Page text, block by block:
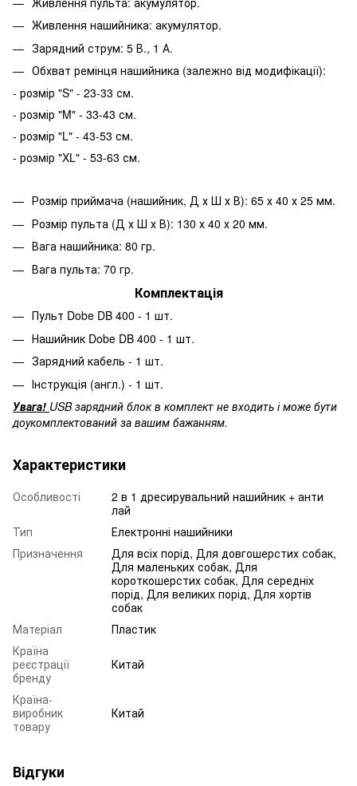
Живлення нашийника: акумулятор.
Зарядний струм: 5 В., 1 А.
Обхват ремінця нашийника (залежно від модифікації):
- розмір "S" - 23-33 см.
- розмір "M" - 33-43 см.
- розмір "L" - 43-53 см.
- розмір "XL" - 53-63 см.
Розмір приймача (нашийник, Д х Ш х В): 65 х 40 х 25 мм.
Розмір пульта (Д х Ш х В): 130 х 40 х 20 мм.
Вага нашийника: 80 гр.
Вага пульта: 70 гр.
Комплектація
Пульт Dobe DB 400 - 1 шт.
Нашийник Dobe DB 400 - 1 шт.
Зарядний кабель - 1 шт.
Інструкція (англ.) - 1 шт.
Увага! USB зарядний блок в комплект не входить і може бути
доукомплектований за вашим бажанням.
Характеристики
Особливості
2 в 1 дресирувальний нашийник + анти
лай
Тип
Електронні нашийники
Призначення
Для всіх порід, Для довгошерстих собак,
Для маленьких собак, Для
короткошерстих собак, Для середніх
порід, Для великих порід, Для хортів
собак
Матеріал
Пластик
Країна
реєстрації
бренду
Китай
Країна-
виробник
товару
Китай
Відгуки